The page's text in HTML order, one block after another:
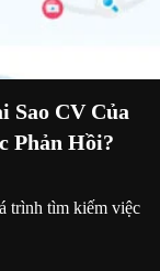
Sao CV Của
Phản Hồi?
trình tìm kiếm việc